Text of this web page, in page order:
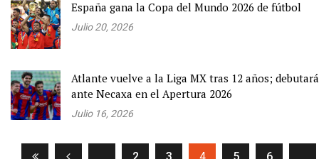
España gana la Copa del Mundo 2026 de fútbol
Julio 20, 2026
Atlante vuelve a la Liga MX tras 12 años; debutará
ante Necaxa en el Apertura 2026
Julio 16, 2026
(current)